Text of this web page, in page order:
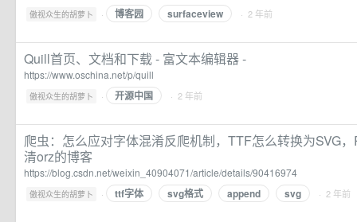
傲视众生的胡萝卜 · 博客园 surfaceview · 2 年前
Quill首页、文档和下载 - 富文本编辑器 -
https://www.oschina.net/p/quill
傲视众生的胡萝卜 · 开源中国 · 2 年前
爬虫：怎么应对字体混淆反爬机制，TTF怎么转换为SVG
清orz的博客
https://blog.csdn.net/weixin_40904071/article/details/90416974
傲视众生的胡萝卜 · ttf字体 svg格式 append svg · 2 年前